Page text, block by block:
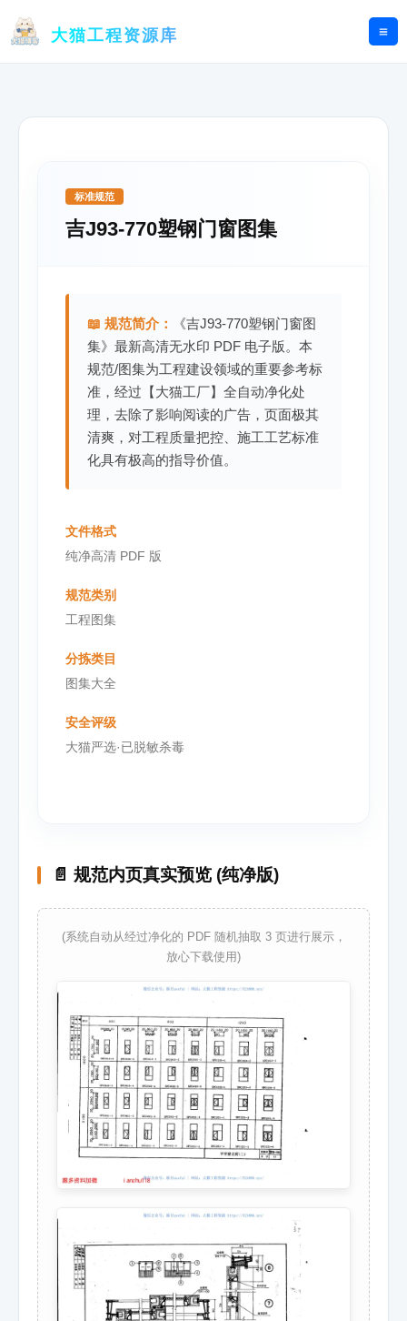
大猫工程资源库
标准规范
吉J93-770塑钢门窗图集
📖 规范简介：
《吉J93-770塑钢门窗图
集》最新高清无水印 PDF 电子版。本
规范/图集为工程建设领域的重要参考标
准，经过【大猫工厂】全自动净化处
理，去除了影响阅读的广告，页面极其
清爽，对工程质量把控、施工工艺标准
化具有极高的指导价值。
文件格式
纯净高清 PDF 版
规范类别
工程图集
分拣类目
图集大全
安全评级
大猫严选·已脱敏杀毒
📄 规范内页真实预览 (纯净版)
(系统自动从经过净化的 PDF 随机抽取 3 页进行展示，
放心下载使用)